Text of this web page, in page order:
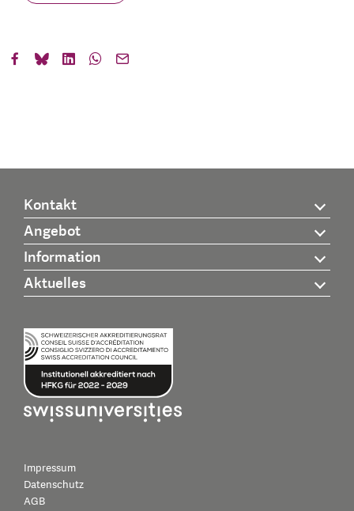
Kontakt
Angebot
Information
Aktuelles
Impressum
Datenschutz
AGB